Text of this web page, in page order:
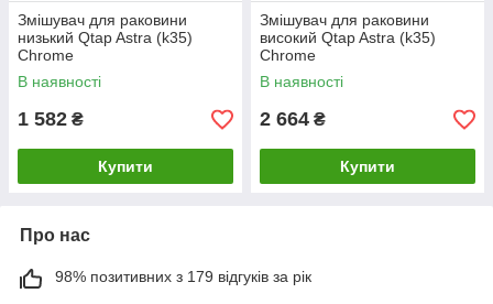
Змішувач для раковини
низький Qtap Astra (k35)
Chrome
QTAST270CRM49713
В наявності
1 582 ₴
Купити
Змішувач для раковини
високий Qtap Astra (k35)
Chrome
QTAST269CRM49714
В наявності
2 664 ₴
Купити
Про нас
98% позитивних з 179 відгуків за рік